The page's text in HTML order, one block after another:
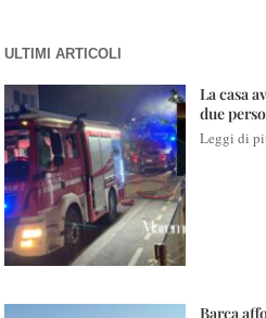
ULTIMI ARTICOLI
La casa
due
Leggi di
Barca